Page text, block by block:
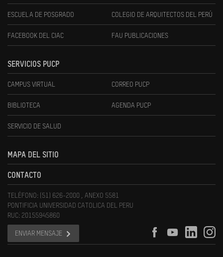
ESCUELA DE POSGRADO COLEGIO DE ARQUITECTOS DEL PERÚ
FACEBOOK DEL CIAC FAU PUBLICACIONES
SERVICIOS PUCP
CAMPUS VIRTUAL CORREO PUCP
BIBLIOTECA AGENDA PUCP
SERVICIO DE SALUD
MAPA DEL SITIO
CONTACTO
TELÉFONO: (51) 626-2000 , ANEXO 5581
PONTIFICIA UNIVERSIDAD CATOLICA DEL PERU
RUC: 20155945860
ENVIAR MENSAJE